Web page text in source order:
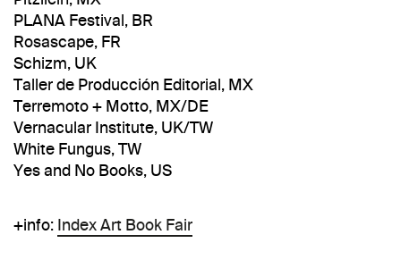
PLANA Festival, BR
Rosascape, FR
Schizm, UK
Taller de Producción Editorial, MX
Terremoto + Motto, MX/DE
Vernacular Institute, UK/TW
White Fungus, TW
Yes and No Books, US
+info: Index Art Book Fair